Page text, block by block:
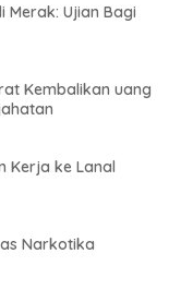
Merak: Ujian Bagi
Kembalikan uang
Kerja ke Lanal
Narkotika